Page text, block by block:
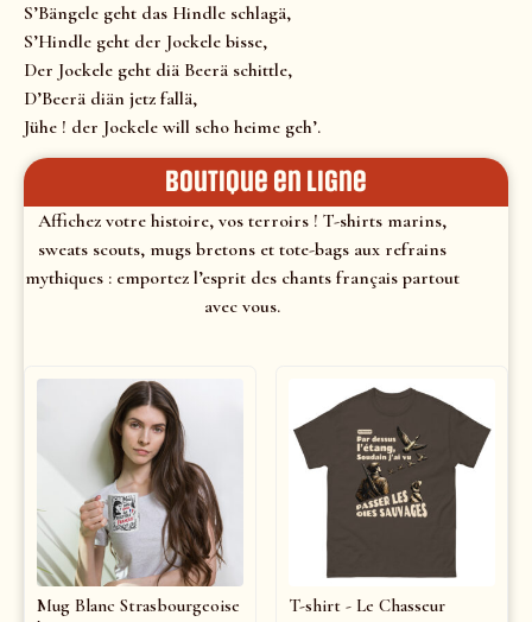
S’Bängele geht das Hindle schlagä,
S’Hindle geht der Jockele bisse,
Der Jockele geht diä Beerä schittle,
D’Beerä diän jetz fallä,
Jühe ! der Jockele will scho heime geh’.
Boutique en ligne
Affichez votre histoire, vos terroirs ! T-shirts marins,
sweats scouts, mugs bretons et tote-bags aux refrains
mythiques : emportez l’esprit des chants français partout
avec vous.
Mug Blanc Strasbourgeoise
T-shirt - Le Chasseur